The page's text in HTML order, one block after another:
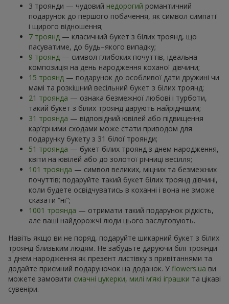
3 троянди — чудовий недорогий романтичний
подарунок до першого побачення, як символ симпатії
і щирого відношення;
7 троянд — класичний букет з білих троянд, що
пасуватиме, до будь–якого випадку;
9 троянд — символ глибоких почуттів, ідеальна
композиція на день народження коханої дівчини;
15 троянд — подарунок до особливої дати дружині чи
мамі та розкішний весільний букет з білих троянд;
21 троянда — ознака безмежної любові і турботи,
такий букет з білих троянд дарують найріднішим;
31 троянда — відповідний ювілей або підвищення
кар’єрними сходами може стати приводом для
подарунку букету з 31 білої троянди;
51 троянда — букет білих троянд з днем народження,
квіти на ювілей або до золотої річниці весілля;
101 троянда — символ великих, міцних та безмежних
почуттів; подаруйте такий букет білих троянд дівчині,
коли будете освідчуватись в коханні і вона не зможе
сказати “ні";
1001 троянда — отримати такий подарунок рідкість,
але ваші найдорожчі люди цього заслуговують.
Навіть якщо ви не поряд, подаруйте шикарний букет з білих
троянд близьким людям. Не забудьте даруючи білі троянди
з днем народження як презент листівку з привітаннями та
додайте приємний подаруночок на доданок. У flowers.ua ви
можете замовити смачні цукерки, милі м’які іграшки та цікаві
сувеніри.